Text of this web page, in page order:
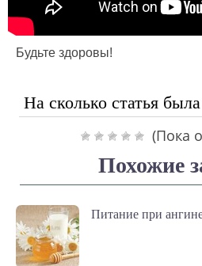
Будьте здоровы!
На сколько статья
(Пока
Похожие
Питание при